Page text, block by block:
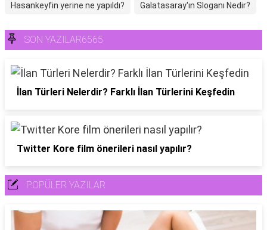
Hasankeyfin yerine ne yapıldı? Galatasaray'ın Sloganı Nedir?
SON YAZILAR6565
İlan Türleri Nelerdir? Farklı İlan Türlerini Keşfedin
Twitter Kore film önerileri nasıl yapılır?
POPÜLER YAZILAR